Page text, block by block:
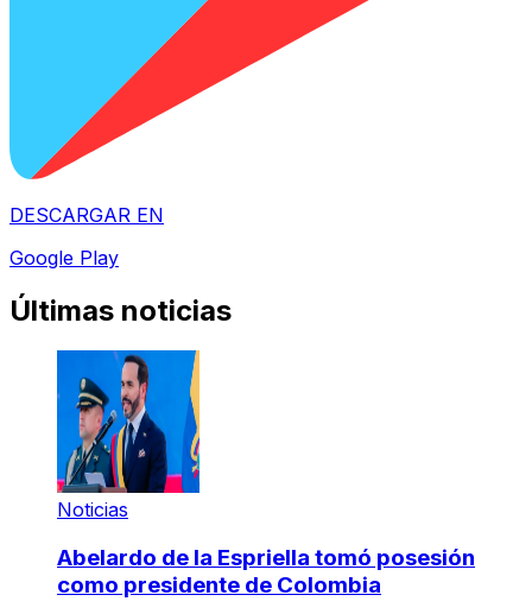
DESCARGAR EN
Google Play
Últimas noticias
Noticias
Abelardo de la Espriella tomó posesión
como presidente de Colombia